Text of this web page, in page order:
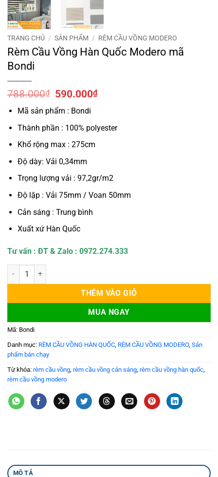
TRANG CHỦ / SẢN PHẨM / RÈM CẦU VỒNG MODERO
Rèm Cầu Vồng Hàn Quốc Modero mã
Bondi
788.000₫
Giá
gốc
là:
788.000₫.
590.000₫Giá
là:
590.000₫.
Mã sản phẩm : Bondi
Thành phần : 100% polyester
Khổ rộng max : 275cm
Độ dày: Vải 0,34mm
Trọng lượng vải : 97,2gr/m2
Độ lặp : Vải 75mm / Voan 50mm
Cản sáng : Trung bình
Xuất xứ Hàn Quốc
Tư vấn : ĐT & Zalo : 0972.274.333
Rèm Cầu Vồng Hàn Quốc Modero mã Bondi số lượng
THÊM VÀO GIỎ
MUA NGAY
Mã: Bondi
Danh mục: RÈM CẦU VỒNG HÀN QUỐC, RÈM CẦU VỒNG MODERO, Sản
phẩm bán chạy
Từ khóa: rèm cầu vồng, rèm cầu vồng cản sáng, rèm cầu vồng hàn quốc,
rèm cầu vồng modero
MÔ TẢ